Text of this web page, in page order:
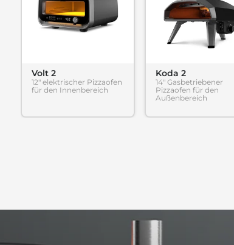
Volt 2
12" elektrischer Pizzaofen
für den Innenbereich
Koda 2
14" Gasbetriebener
Pizzaofen für den
Außenbereich